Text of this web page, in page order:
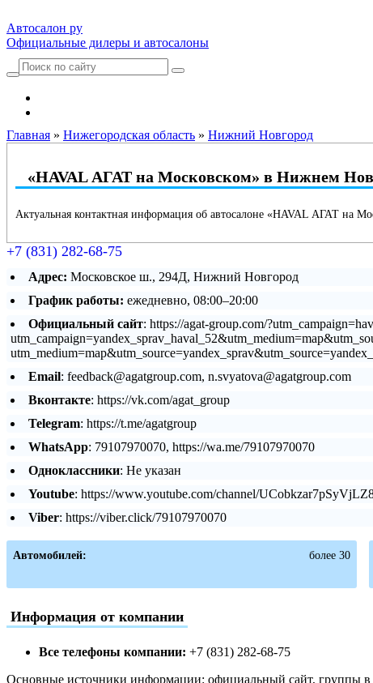
Автосалон ру
Официальные дилеры и автосалоны
Главная » Нижегородская область » Нижний Новгород
«HAVAL АГАТ на Московском» в Нижнем
Актуальная контактная информация об автосалоне «HAVAL АГАТ на
+7 (831) 282-68-75
Адрес: Московское ш., 294Д, Нижний Новгород
График работы: ежедневно, 08:00–20:00
Официальный сайт: https://agat-group.com/
Email: feedback@agatgroup.com, n.svyatova@agatgroup.com
Вконтакте: https://vk.com/agat_group
Telegram: https://t.me/agatgroup
WhatsApp: 79107970070, https://wa.me/79107970070
Одноклассники: Не указан
Youtube: https://www.youtube.com/channel/
Viber: https://viber.click/79107970070
Автомобилей: более 30
Информация от компании
Все телефоны компании: +7 (831) 282-68-75
Основные источники информации: официальный сайт, группы